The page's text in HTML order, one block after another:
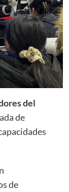
del
de
de